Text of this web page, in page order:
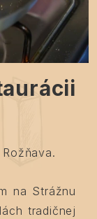
na Strážnu
tradičnej